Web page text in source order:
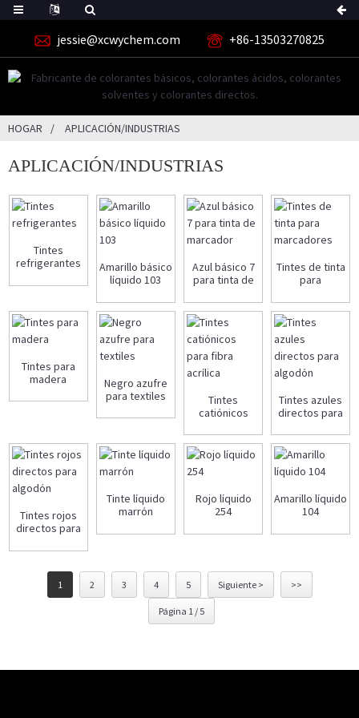
jessie@xcwychem.com +86-13503270825
HOGAR APLICACIÓN/INDUSTRIAS
APLICACIÓN/INDUSTRIAS
Tintes
refrigerantes
Amarillo básico
líquido 103
Azul básico 7
para tinta de
Tintes de tinta
para
Tintes para
madera
Negro azufre
para textiles
Tintes
catiónicos
acrílica
Tintes azules
directos para
Tintes rojos
directos para
Tinte líquido
marrón
Rojo líquido
254
Amarillo líquido
104
1 2 3 4 5 Siguiente > >>
Página 1 / 5